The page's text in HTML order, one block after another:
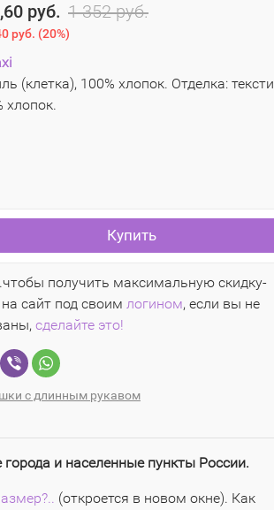
руб. 1 352 руб.
руб. (20%)
(клетка), 100% хлопок. Отделка:
хлопок.
Купить
получить максимальную скидку-
сайт под своим логином, если вы не
сделайте это!
с длинным рукавом
города и населенные пункты России.
(откроется в новом окне). Как